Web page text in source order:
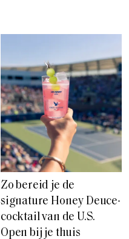
Zo bereid je de
signature Honey Deuce-
cocktail van de U.S.
Open bij je thuis